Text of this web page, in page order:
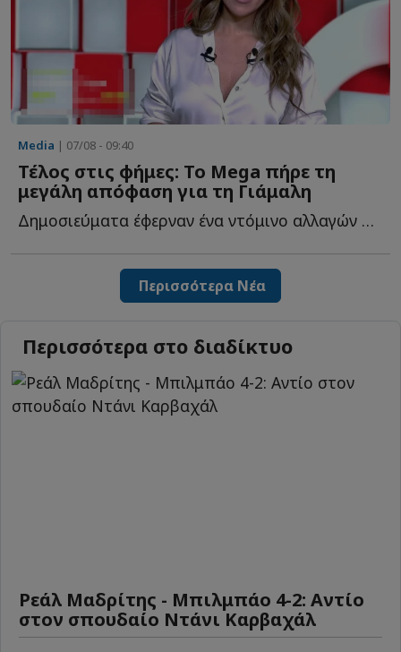
Media | 07/08 - 09:40
Τέλος στις φήμες: Το Mega πήρε τη
μεγάλη απόφαση για τη Γιάμαλη
Δημοσιεύματα έφερναν ένα ντόμινο αλλαγών στο Mega μετά τ...
Περισσότερα Νέα
Περισσότερα στο διαδίκτυο
Ρεάλ Μαδρίτης - Μπιλμπάο 4-2: Αντίο
στον σπουδαίο Ντάνι Καρβαχάλ